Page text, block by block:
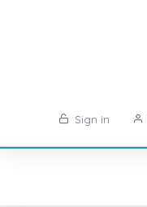
Sign in